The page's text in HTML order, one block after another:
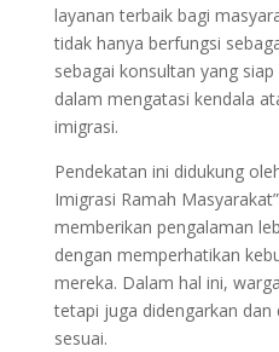
layanan terbaik bagi
tidak hanya berfungsi
sebagai konsultan yang
dalam mengatasi kendala
imigrasi.
Pendekatan ini didukung
Imigrasi Ramah
memberikan pengalaman
dengan memperhatikan
mereka. Dalam hal ini,
tetapi juga didengarkan dan
sesuai.